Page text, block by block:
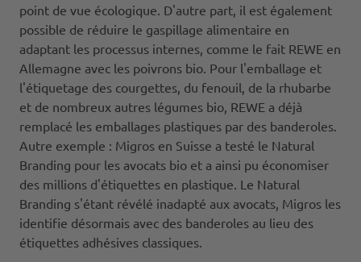
point de vue écologique. D'autre part, il est également
possible de réduire le gaspillage alimentaire en
adaptant les processus internes, comme le fait REWE en
Allemagne avec les poivrons bio. Pour l'emballage et
l'étiquetage des courgettes, du fenouil, de la rhubarbe
et de nombreux autres légumes bio, REWE a déjà
remplacé les emballages plastiques par des banderoles.
Autre exemple : Migros en Suisse a testé le Natural
Branding pour les avocats bio et a ainsi pu économiser
des millions d'étiquettes en plastique. Le Natural
Branding s'étant révélé inadapté aux avocats, Migros les
identifie désormais avec des banderoles au lieu des
étiquettes adhésives classiques.